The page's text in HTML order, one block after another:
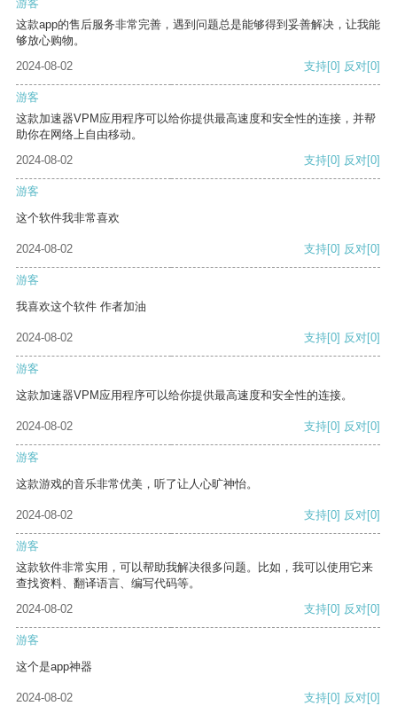
游客
这款app的售后服务非常完善，遇到问题总是能够得到妥善解决，让我能
够放心购物。
2024-08-02
支持[0] 反对[0]
游客
这款加速器VPM应用程序可以给你提供最高速度和安全性的连接，并帮
助你在网络上自由移动。
2024-08-02
支持[0] 反对[0]
游客
这个软件我非常喜欢
2024-08-02 支持[0] 反对[0]
游客
我喜欢这个软件 作者加油
2024-08-02 支持[0] 反对[0]
游客
这款加速器VPM应用程序可以给你提供最高速度和安全性的连接。
2024-08-02 支持[0] 反对[0]
游客
这款游戏的音乐非常优美，听了让人心旷神怡。
2024-08-02 支持[0] 反对[0]
游客
这款软件非常实用，可以帮助我解决很多问题。比如，我可以使用它来
查找资料、翻译语言、编写代码等。
2024-08-02
支持[0] 反对[0]
游客
这个是app神器
2024-08-02 支持[0] 反对[0]